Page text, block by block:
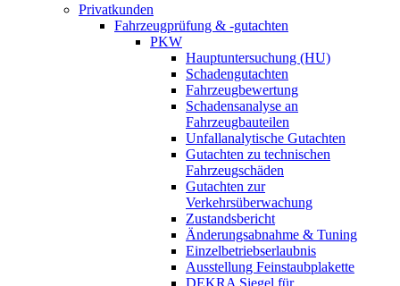
Privatkunden
Fahrzeugprüfung & -gutachten
PKW
Hauptuntersuchung (HU)
Schadengutachten
Fahrzeugbewertung
Schadensanalyse an
Fahrzeugbauteilen
Unfallanalytische Gutachten
Gutachten zu technischen
Fahrzeugschäden
Gutachten zur
Verkehrsüberwachung
Zustandsbericht
Änderungsabnahme & Tuning
Einzelbetriebserlaubnis
Ausstellung Feinstaubplakette
DEKRA Siegel für